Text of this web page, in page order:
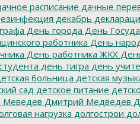
расписание дачные
декабрь
День города День
работника День
День работника ЖКХ
день тигра день
больница детская
сад детское питание
Меведев Дмитрий Медведев
нагрузка долгострои